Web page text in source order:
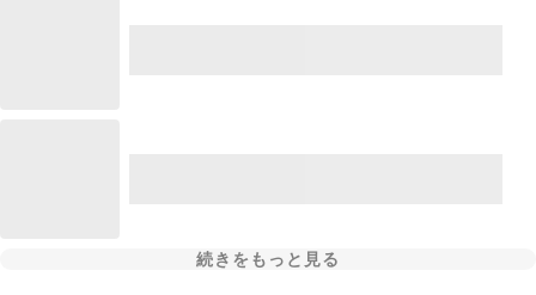
続きをもっと見る